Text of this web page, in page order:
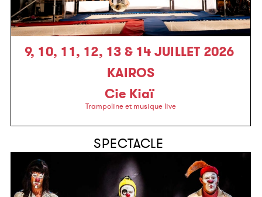
9, 10, 11, 12, 13 & 14 JUILLET 2026
KAIROS
Cie Kiaï
Trampoline et musique live
SPECTACLE